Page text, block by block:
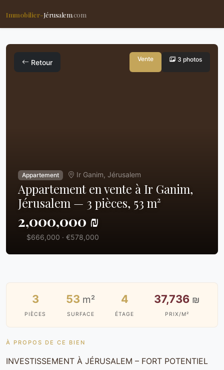
Immobilier-Jérusalem.com
Retour Vente 3 photos
Appartement Ir Ganim, Jérusalem
Appartement en vente à Ir Ganim,
Jérusalem — 3 pièces, 53 m²
2,000,000 ₪
$666,000 · €578,000
3
PIÈCES
53 m²
SURFACE
4
ÉTAGE
37,736 ₪
PRIX/M²
À PROPOS DE CE BIEN
INVESTISSEMENT À JÉRUSALEM – FORT POTENTIEL